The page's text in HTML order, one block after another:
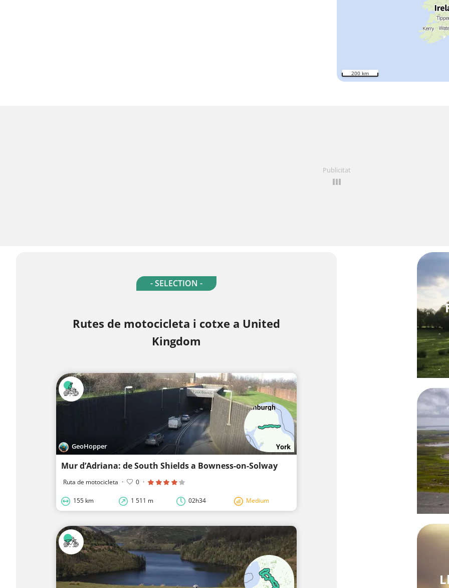
200 km
Publicitat
- SELECTION -
Rutes de motocicleta i cotxe a United
Kingdom
GeoHopper
Mur d’Adriana: de South Shields a Bowness-on-Solway
Ruta de motocicleta · 0 ·
155 km 1 511 m 02h34 Medium